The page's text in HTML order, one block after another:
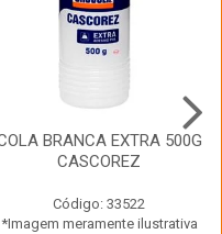
BRANCA EXTRA 500G
CASCOREZ
Código: 33522
*Imagem meramente ilustrativa